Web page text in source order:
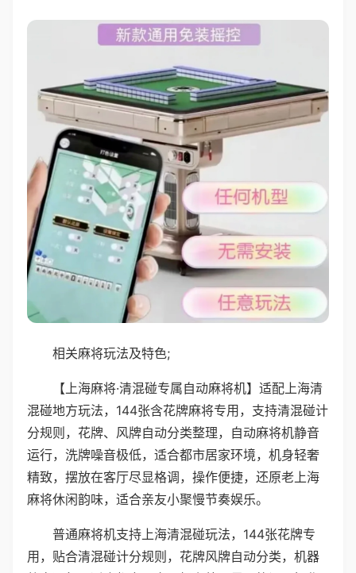
相关麻将玩法及特色;
【上海麻将·清混碰专属自动麻将机】适配上海清
混碰地方玩法，144张含花牌麻将专用，支持清混碰计
分规则，花牌、风牌自动分类整理，自动麻将机静音
运行，洗牌噪音极低，适合都市居家环境，机身轻奢
精致，摆放在客厅尽显格调，操作便捷，还原老上海
麻将休闲韵味，适合亲友小聚慢节奏娱乐。
普通麻将机支持上海清混碰玩法，144张花牌专
用，贴合清混碰计分规则，花牌风牌自动分类，机器